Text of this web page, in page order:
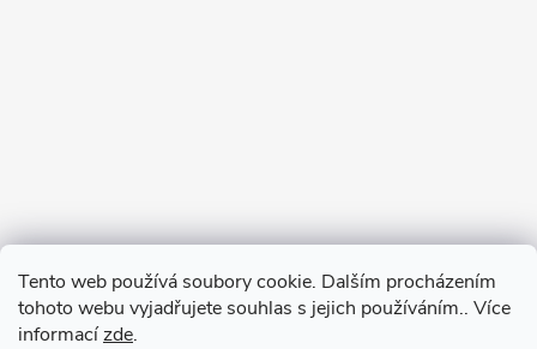
Tento web používá soubory cookie. Dalším procházením
tohoto webu vyjadřujete souhlas s jejich používáním.. Více
informacízde.